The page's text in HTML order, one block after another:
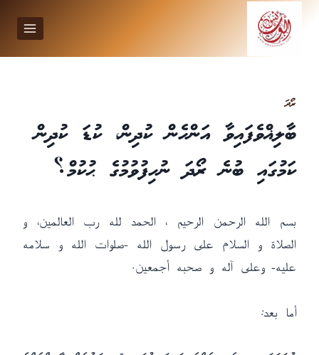
ރޯދަ
ބާލިޣްވެފައިވާ އަންހެން ކުދިން، ކުޑަ ކުދިން
ކަމުގައި ބުނެ ރޯދަ ނުހިފުވުމުގެ ޙުކުމް؟
بسم الله الرحمن الرحيم ، الحمد لله رب العالمين، و
الصلاة و السلام على رسول الله -صلوات الله و سلامه
عليه- وعلى آله و صحبه أجمعين.
أما بعد: